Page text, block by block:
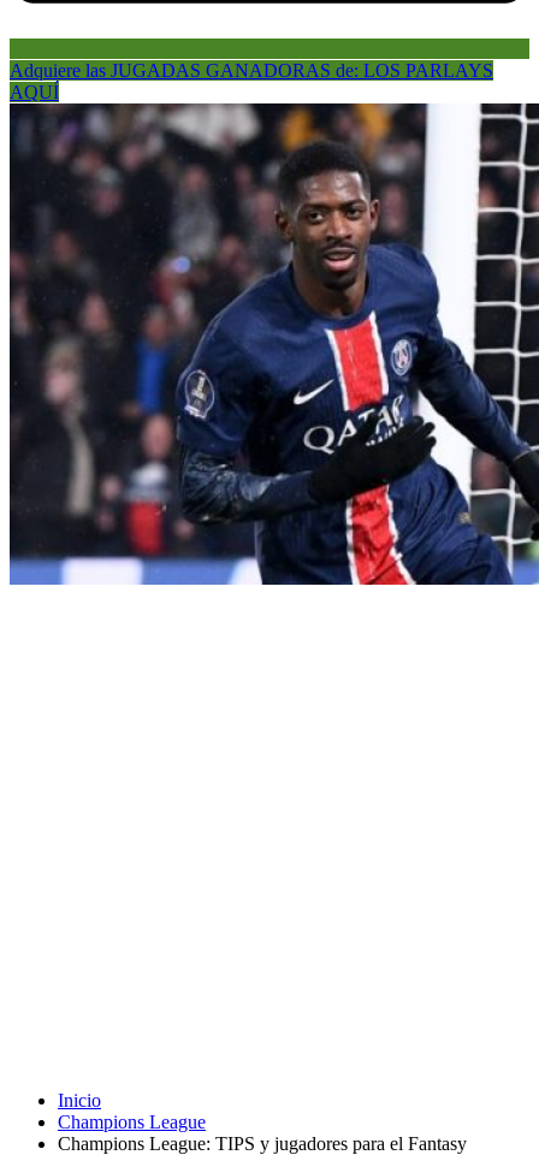
Adquiere las JUGADAS GANADORAS de: LOS PARLAYS
AQUÍ
Inicio
Champions League
Champions League: TIPS y jugadores para el Fantasy